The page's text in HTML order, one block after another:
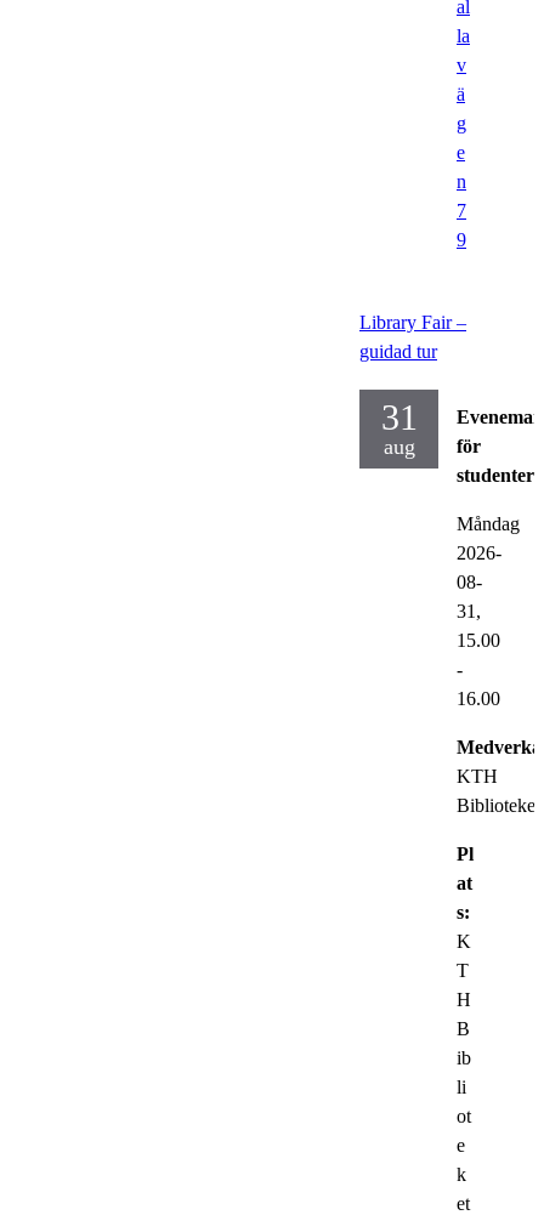
al
la
v
ä
g
e
n
7
9
Library Fair –
guidad tur
31
aug
för
studenter
Måndag
2026-
08-
31,
15.00
-
16.00
KTH
Biblioteket
Pl
at
s:
K
T
H
B
ib
li
ot
e
k
et